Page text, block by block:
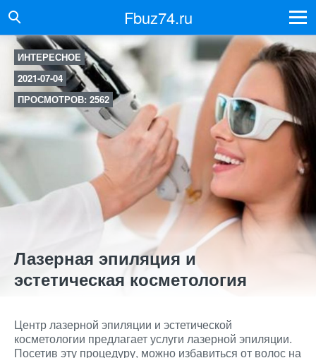
Fbuz74.ru
ИНТЕРЕСНОЕ
2021-07-04
ПРОСМОТРОВ: 2562
Лазерная эпиляция и
эстетическая косметология
Центр лазерной эпиляции и эстетической
косметологии предлагает услуги лазерной эпиляции.
Посетив эту процедуру, можно избавиться от волос на